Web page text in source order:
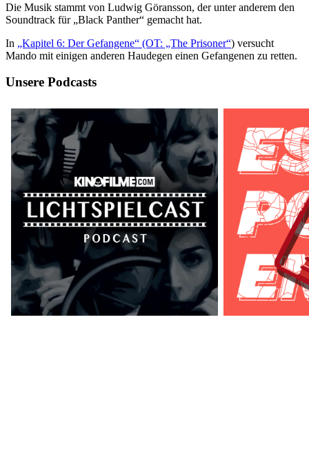
Die Musik stammt von Ludwig Göransson, der unter anderem den
Soundtrack für „Black Panther“ gemacht hat.
In „Kapitel 6: Der Gefangene“ (OT: „The Prisoner“) versucht
Mando mit einigen anderen Haudegen einen Gefangenen zu retten.
Unsere Podcasts